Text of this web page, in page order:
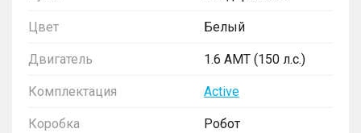
Цвет Белый
Двигатель 1.6 AMT (150 л.с.)
Комплектация Active
Коробка Робот